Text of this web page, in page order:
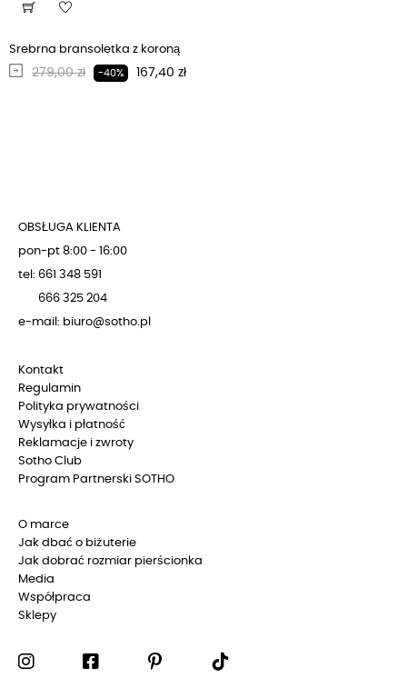
Srebrna bransoletka z koroną
Regularna cena
279,00 zł -40% Cena
167,40 zł
OBSŁUGA KLIENTA
pon-pt 8:00 - 16:00
tel: 661 348 591
666 325 204
e-mail: biuro@sotho.pl
Kontakt
Regulamin
Polityka prywatności
Wysyłka i płatność
Reklamacje i zwroty
Sotho Club
Program Partnerski SOTHO
O marce
Jak dbać o biżuterie
Jak dobrać rozmiar pierścionka
Media
Współpraca
Sklepy